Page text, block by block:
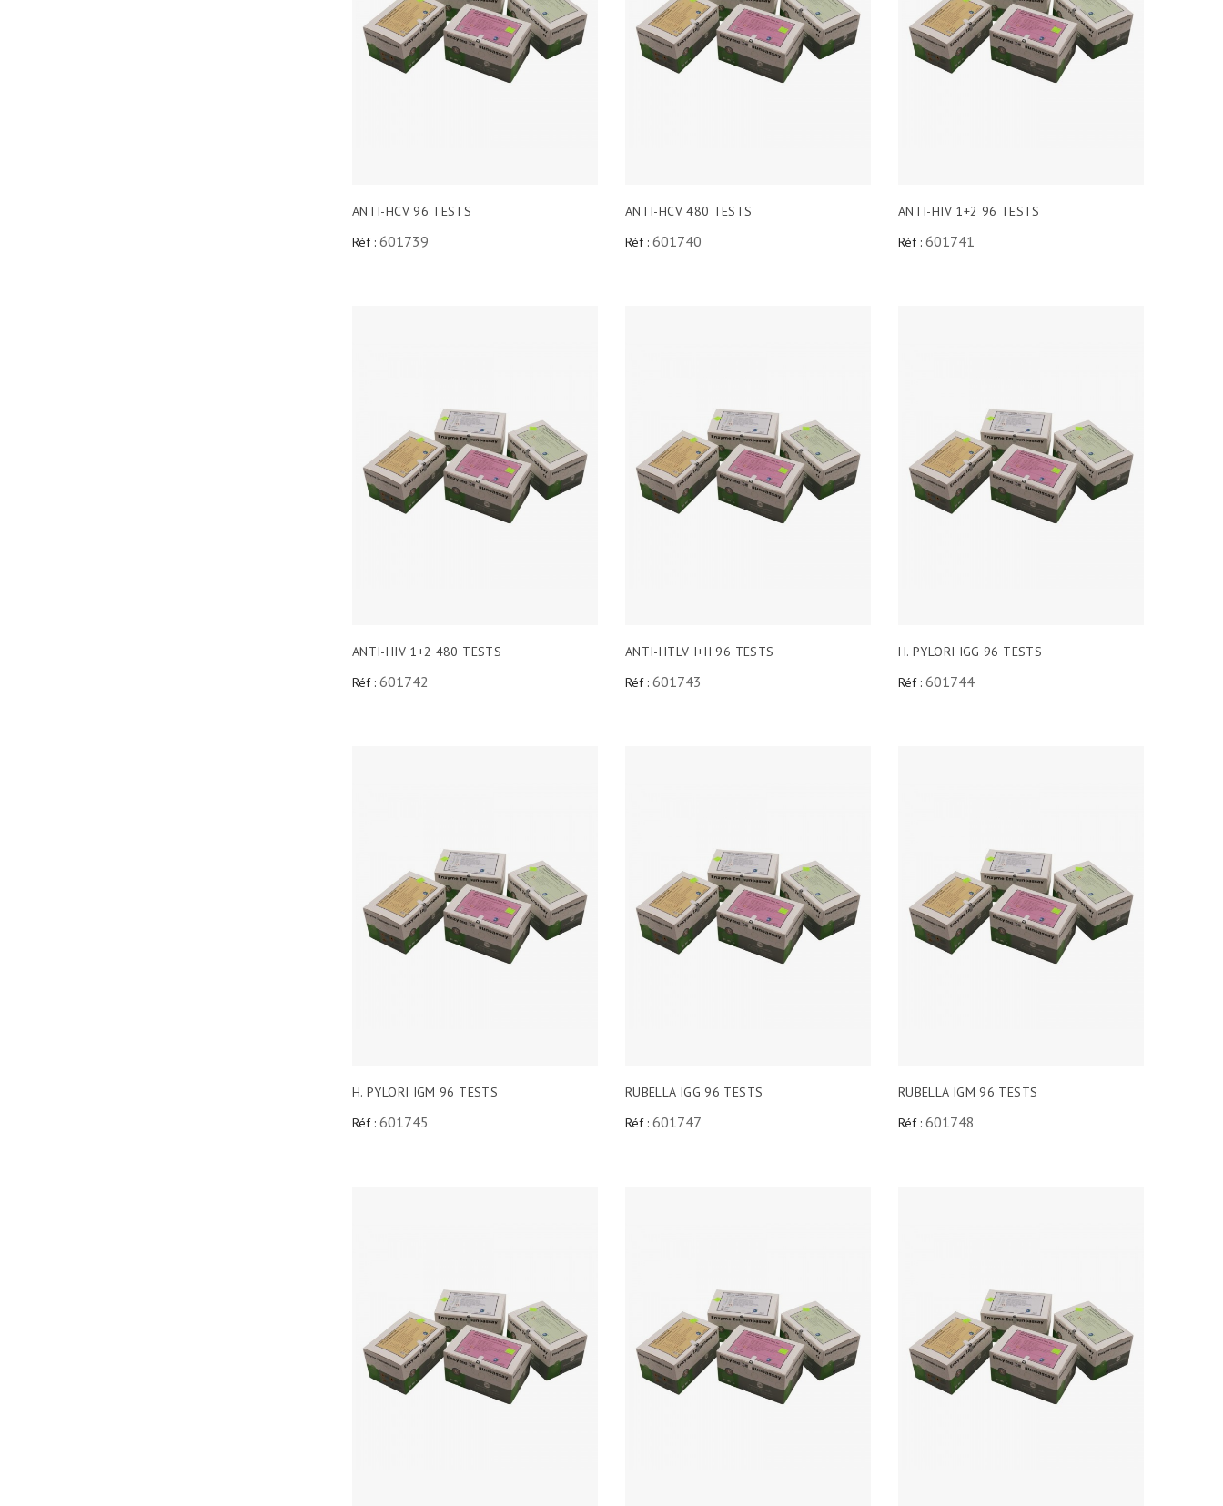
ANTI-HCV 96 TESTS
Réf : 601739
ANTI-HCV 480 TESTS
Réf : 601740
ANTI-HIV 1+2 96 TESTS
Réf : 601741
ANTI-HIV 1+2 480 TESTS
Réf : 601742
ANTI-HTLV I+II 96 TESTS
Réf : 601743
H. PYLORI IGG 96 TESTS
Réf : 601744
H. PYLORI IGM 96 TESTS
Réf : 601745
RUBELLA IGG 96 TESTS
Réf : 601747
RUBELLA IGM 96 TESTS
Réf : 601748